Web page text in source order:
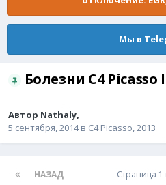
Мы в
Болезни C4 Picasso
Автор Nathaly,
5 сентября, 2014в C4 Picasso, 2013
НАЗАД Страница 1